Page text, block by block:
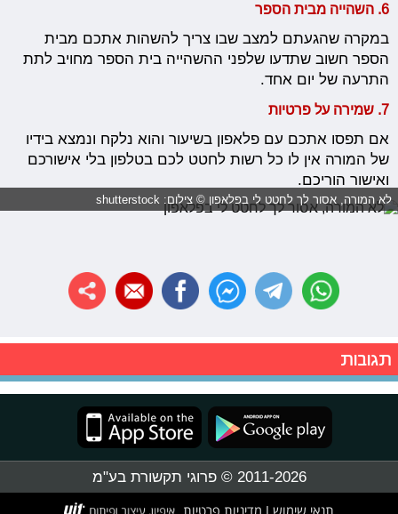
6. השהייה מבית הספר
במקרה שהגעתם למצב שבו צריך להשהות אתכם מבית
הספר חשוב שתדעו שלפני ההשהייה בית הספר מחויב לתת
התרעה של יום אחד.
7. שמירה על פרטיות
אם תפסו אתכם עם פלאפון בשיעור והוא נלקח ונמצא בידיו
של המורה אין לו כל רשות לחטט לכם בטלפון בלי אישורכם
ואישור הוריכם.
לא המורה, אסור לך לחטט לי בפלאפון © צילום: shutterstock
תגובות
2011-2026 © פרוגי תקשורת בע"מ
תנאי שימוש מדיניות פרטיות